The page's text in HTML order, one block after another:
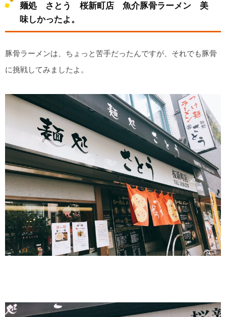
麺処 さとう 桜新町店 魚介豚骨ラーメン 美
味しかったよ。
豚骨ラーメンは、ちょっと苦手だったんですが、それでも豚骨
に挑戦してみましたよ。